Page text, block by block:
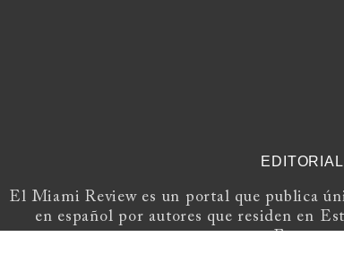
EDITORIAL
El Miami Review es un portal que publica
en español por autores que residen en